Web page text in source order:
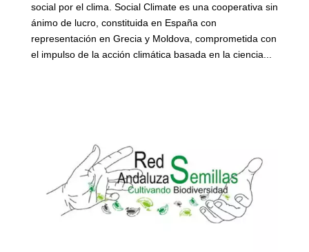
social por el clima. Social Climate es una cooperativa sin
ánimo de lucro, constituida en España con
representación en Grecia y Moldova, comprometida con
el impulso de la acción climática basada en la ciencia...